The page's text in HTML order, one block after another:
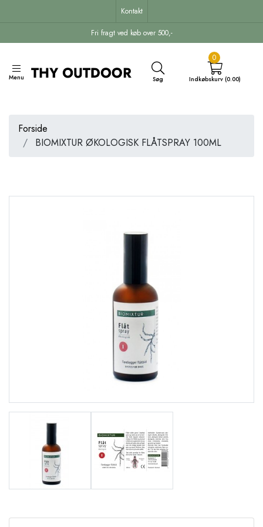
Fri fragt ved køb over 500,-
Kontakt
Menu Søg
0
Indkøbskurv (0.00)
Forside
BIOMIXTUR ØKOLOGISK FLÅTSPRAY 100ML